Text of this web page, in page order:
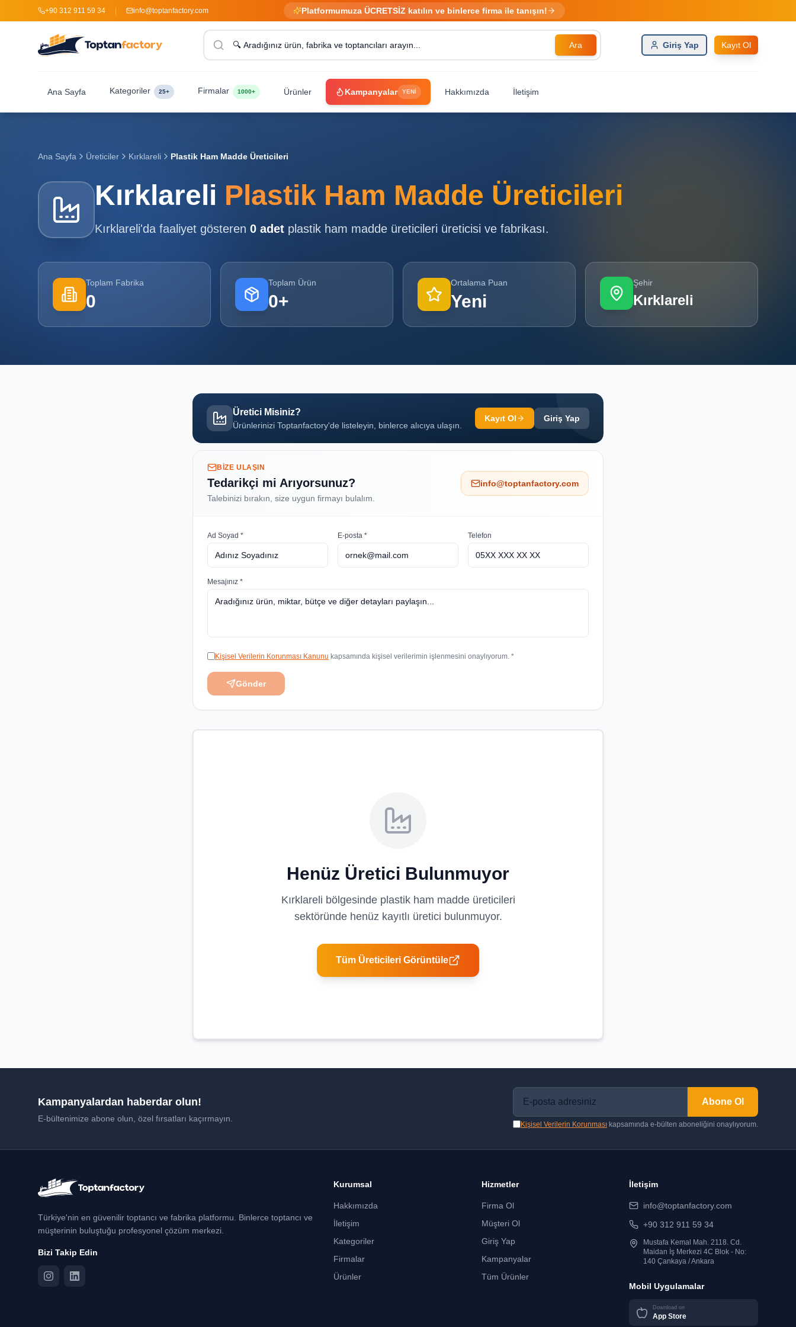
+90 312 911 59 34 info@toptanfactory.com Platformumuza ÜCRETSİZ katılın ve binlerce firma ile tanışın!
Ara Giriş Yap Kayıt Ol
Ana Sayfa Kategoriler 25+ Firmalar 1000+ Ürünler Kampanyalar YENİ Hakkımızda İletişim
Ana Sayfa Üreticiler Kırklareli Plastik Ham Madde Üreticileri
Kırklareli Plastik Ham Madde Üreticileri
Kırklareli'da faaliyet gösteren 0 adet plastik ham madde üreticileri üreticisi ve fabrikası.
Toplam Fabrika
0
Toplam Ürün
0+
Ortalama Puan
Yeni
Şehir
Kırklareli
Üretici Misiniz?
Ürünlerinizi Toptanfactory'de listeleyin, binlerce alıcıya ulaşın.
Kayıt Ol Giriş Yap
BIZE ULAŞIN
Tedarikçi mi Arıyorsunuz?
Talebinizi bırakın, size uygun firmayı bulalım.
info@toptanfactory.com
Ad Soyad * E-posta * Telefon
Mesajınız *
Kişisel Verilerin Korunması Kanunu kapsamında kişisel verilerimin işlenmesini onaylıyorum. *
Gönder
Henüz Üretici Bulunmuyor
Kırklareli bölgesinde plastik ham madde üreticileri
sektöründe henüz kayıtlı üretici bulunmuyor.
Tüm Üreticileri Görüntüle
Kampanyalardan haberdar olun!
E-bültenimize abone olun, özel fırsatları kaçırmayın.
Abone Ol
Kişisel Verilerin Korunması kapsamında e-bülten aboneliğini onaylıyorum.
Türkiye'nin en güvenilir toptancı ve fabrika platformu. Binlerce toptancı ve
müşterinin buluştuğu profesyonel çözüm merkezi.
Bizi Takip Edin
Kurumsal
Hakkımızda
İletişim
Kategoriler
Firmalar
Ürünler
Hizmetler
Firma Ol
Müşteri Ol
Giriş Yap
Kampanyalar
Tüm Ürünler
İletişim
info@toptanfactory.com
+90 312 911 59 34
Mustafa Kemal Mah. 2118. Cd.
Maidan İş Merkezi 4C Blok - No:
140 Çankaya / Ankara
Mobil Uygulamalar
Download on
App Store